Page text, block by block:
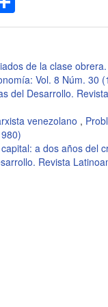
de la clase
Vol. 8 Núm. 30
del Desarrollo.
venezolano ,
a dos años del
Revista